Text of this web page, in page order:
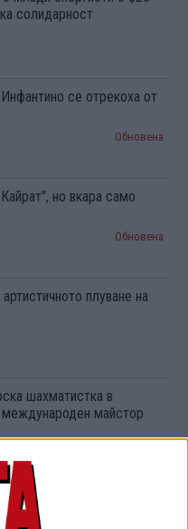
солидарност
се отрекоха от
Обновена
но вкара само
Обновена
плуване на
шахматистка в
международен майстор
промяна в тениса